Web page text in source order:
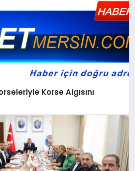
Korse Algısını